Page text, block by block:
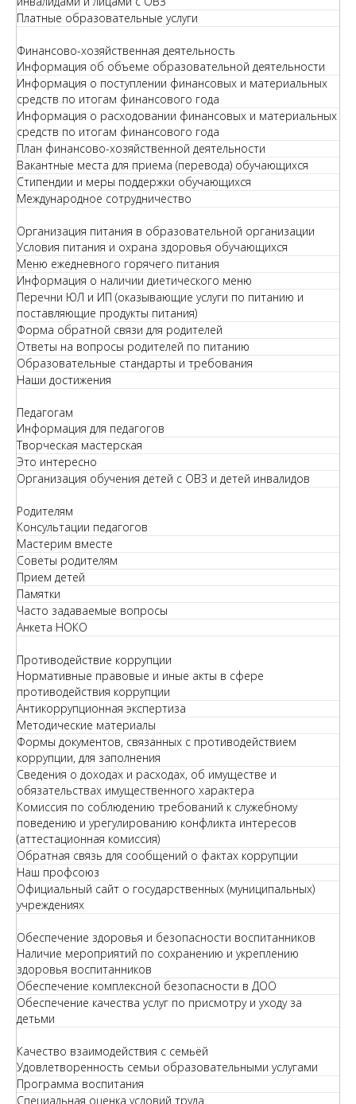
Платные образовательные услуги
Финансово-хозяйственная деятельность
Информация об объеме образовательной деятельности
Информация о поступлении финансовых и материальных
средств по итогам финансового года
Информация о расходовании финансовых и материальных
средств по итогам финансового года
План финансово-хозяйственной деятельности
Вакантные места для приема (перевода) обучающихся
Стипендии и меры поддержки обучающихся
Международное сотрудничество
Организация питания в образовательной организации
Условия питания и охрана здоровья обучающихся
Меню ежедневного горячего питания
Информация о наличии диетического меню
Перечни ЮЛ и ИП (оказывающие услуги по питанию и
поставляющие продукты питания)
Форма обратной связи для родителей
Ответы на вопросы родителей по питанию
Образовательные стандарты и требования
Наши достижения
Педагогам
Информация для педагогов
Творческая мастерская
Это интересно
Организация обучения детей с ОВЗ и детей инвалидов
Родителям
Консультации педагогов
Мастерим вместе
Советы родителям
Прием детей
Памятки
Часто задаваемые вопросы
Анкета НОКО
Противодействие коррупции
Нормативные правовые и иные акты в сфере
противодействия коррупции
Антикоррупционная экспертиза
Методические материалы
Формы документов, связанных с противодействием
коррупции, для заполнения
Сведения о доходах и расходах, об имуществе и
обязательствах имущественного характера
Комиссия по соблюдению требований к служебному
поведению и урегулированию конфликта интересов
(аттестационная комиссия)
Обратная связь для сообщений о фактах коррупции
Наш профсоюз
Официальный сайт о государственных (муниципальных)
учреждениях
Обеспечение здоровья и безопасности воспитанников
Наличие мероприятий по сохранению и укреплению
здоровья воспитанников
Обеспечение комплексной безопасности в ДОО
Обеспечение качества услуг по присмотру и уходу за
детьми
Качество взаимодействия с семьёй
Удовлетворенность семьи образовательными услугами
Программа воспитания
Специальная оценка условий труда